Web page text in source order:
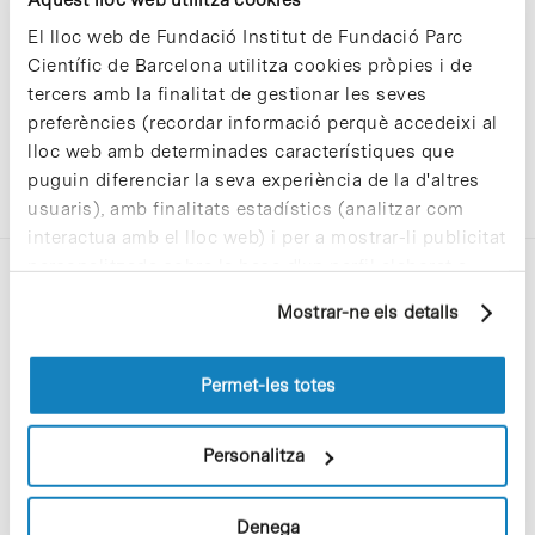
El lloc web de Fundació Institut de Fundació Parc
Científic de Barcelona utilitza cookies pròpies i de
tercers amb la finalitat de gestionar les seves
preferències (recordar informació perquè accedeixi al
lloc web amb determinades característiques que
puguin diferenciar la seva experiència de la d'altres
usuaris), amb finalitats estadístics (analitzar com
interactua amb el lloc web) i per a mostrar-li publicitat
personalitzada sobre la base d'un perfil elaborat a
pàgines visitades). Per a obtenir més informació sobre
les cookies pot consultar laPolítica de cookiesdel
Mostrar-ne els detalls
Permet-les totes
Personalitza
Denega
C/Baldiri Reixac, 4-12 i 15